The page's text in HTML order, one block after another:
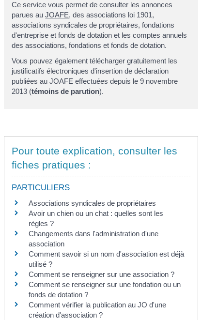
Ce service vous permet de consulter les annonces
parues auJOAFE, des associations loi 1901,
associations syndicales de propriétaires, fondations
d'entreprise et fonds de dotation et les comptes annuels
des associations, fondations et fonds de dotation.
Vous pouvez également télécharger gratuitement les
justificatifs électroniques d'insertion de déclaration
publiées au JOAFE effectuées depuis le 9 novembre
2013 (témoins de parution).
Pour toute explication, consulter les
fiches pratiques :
PARTICULIERS
Associations syndicales de propriétaires
Avoir un chien ou un chat : quelles sont les
règles ?
Changements dans l'administration d'une
association
Comment savoir si un nom d'association est déjà
utilisé ?
Comment se renseigner sur une association ?
Comment se renseigner sur une fondation ou un
fonds de dotation ?
Comment vérifier la publication au JO d'une
création d'association ?